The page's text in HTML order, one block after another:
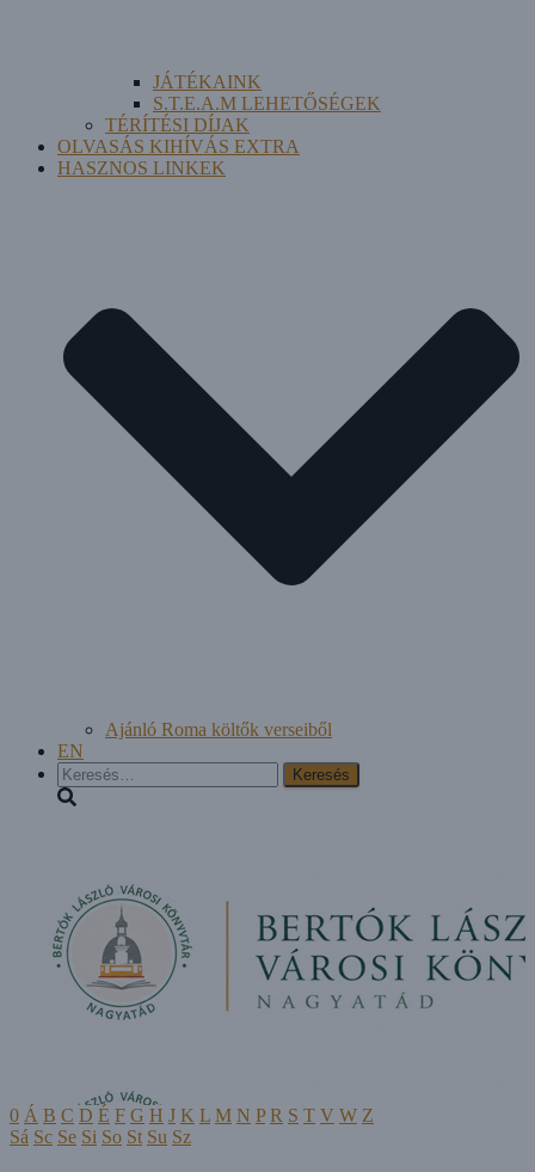
JÁTÉKAINK
S.T.E.A.M LEHETŐSÉGEK
TÉRÍTÉSI DÍJAK
OLVASÁS KIHÍVÁS EXTRA
HASZNOS LINKEK
Ajánló Roma költők verseiből
EN
Keresés:
0 Á B C D É F G H J K L M N P R S T V W Z
Sá Sc Se Si So St Su Sz